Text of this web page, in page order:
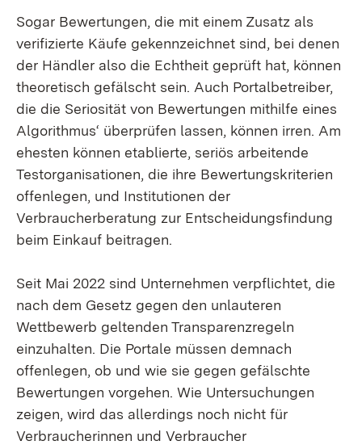
Sogar Bewertungen, die mit einem Zusatz als
verifizierte Käufe gekennzeichnet sind, bei denen
der Händler also die Echtheit geprüft hat, können
theoretisch gefälscht sein. Auch Portalbetreiber,
die die Seriosität von Bewertungen mithilfe eines
Algorithmus‘ überprüfen lassen, können irren. Am
ehesten können etablierte, seriös arbeitende
Testorganisationen, die ihre Bewertungskriterien
offenlegen, und Institutionen der
Verbraucherberatung zur Entscheidungsfindung
beim Einkauf beitragen.
Seit Mai 2022 sind Unternehmen verpflichtet, die
nach dem Gesetz gegen den unlauteren
Wettbewerb geltenden Transparenzregeln
einzuhalten. Die Portale müssen demnach
offenlegen, ob und wie sie gegen gefälschte
Bewertungen vorgehen. Wie Untersuchungen
zeigen, wird das allerdings noch nicht für
Verbraucherinnen und Verbraucher